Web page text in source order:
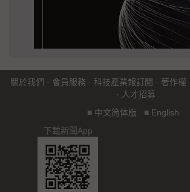
關於我們 · 會員服務 · 科技產業報訂閱 · 著作權
· 人才招募
■ 中文简体版 ■ English
下載新聞App